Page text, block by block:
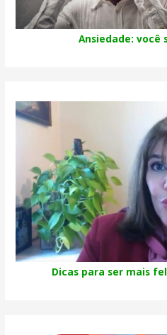
Ansiedade: você
Dicas para ser mais